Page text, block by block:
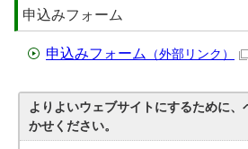
申込みフォーム
申込みフォーム （外部リンク）
よりよいウェブサイトにするために、
かせください。